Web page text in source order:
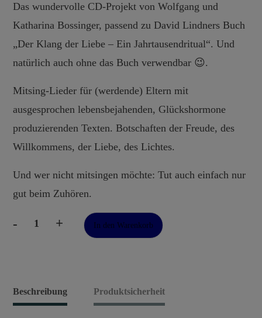
Das wundervolle CD-Projekt von Wolfgang und
Katharina Bossinger, passend zu David Lindners Buch
„Der Klang der Liebe – Ein Jahrtausendritual“. Und
natürlich auch ohne das Buch verwendbar 😉.
Mitsing-Lieder für (werdende) Eltern mit
ausgesprochen lebensbejahenden, Glückshormone
produzierenden Texten. Botschaften der Freude, des
Willkommens, der Liebe, des Lichtes.
Und wer nicht mitsingen möchte: Tut auch einfach nur
gut beim Zuhören.
-
2
Menge
+ In den Warenkorb
Beschreibung Produktsicherheit